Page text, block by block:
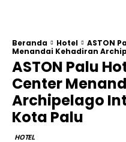
Beranda Hotel
ASTON
Menandai Kehadiran
ASTON Palu
Center
Archipelago
Kota Palu
HOTEL